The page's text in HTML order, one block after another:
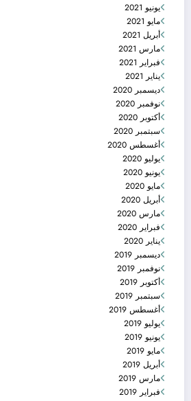
يونيو 2021
مايو 2021
أبريل 2021
مارس 2021
فبراير 2021
يناير 2021
ديسمبر 2020
نوفمبر 2020
أكتوبر 2020
سبتمبر 2020
أغسطس 2020
يوليو 2020
يونيو 2020
مايو 2020
أبريل 2020
مارس 2020
فبراير 2020
يناير 2020
ديسمبر 2019
نوفمبر 2019
أكتوبر 2019
سبتمبر 2019
أغسطس 2019
يوليو 2019
يونيو 2019
مايو 2019
أبريل 2019
مارس 2019
فبراير 2019